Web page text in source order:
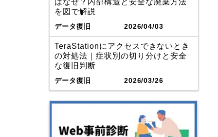
はなぜ？内部構造と安全な廃棄方法
を図で解説
データ復旧 2026/04/03
TeraStationにアクセスできないとき
の対処法｜症状別の切り分けと安全
な復旧判断
データ復旧 2026/03/26